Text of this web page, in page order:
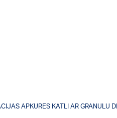
APKURES KATLI AR GRANULU